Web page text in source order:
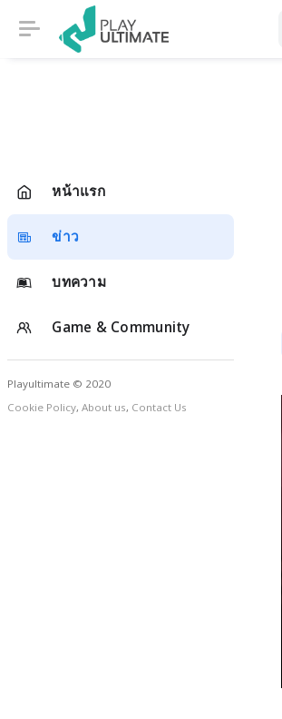
หน้าแรก
ข่าว
บทความ
Game & Community
Playultimate © 2020
Cookie Policy, About us, Contact Us